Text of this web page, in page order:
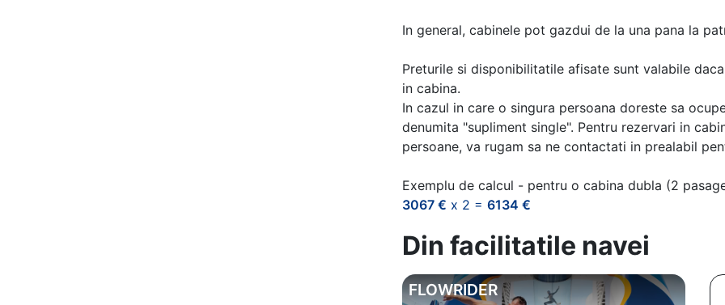
In general, cabinele pot gazdui de la una pana la
Preturile si disponibilitatile afisate sunt valabile
in cabina.
In cazul in care o singura persoana doreste sa
denumita "supliment single". Pentru rezervari in
persoane, va rugam sa ne contactati in prealabil
Exemplu de calcul - pentru o cabina dubla (2
3067 € x 2 = 6134 €
Din facilitatile navei
FLOWRIDER